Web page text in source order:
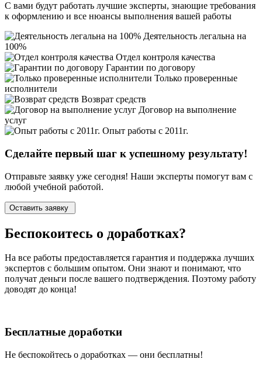
С вами будут работать лучшие эксперты, знающие требования
к оформлению и все нюансы выполнения вашей работы
Деятельность легальна на
100%
Отдел контроля качества
Гарантии по договору
Только проверенные
исполнители
Возврат средств
Договор на выполнение
услуг
Опыт работы с 2011г.
Сделайте первый шаг к успешному результату!
Отправьте заявку уже сегодня! Наши эксперты помогут вам с
любой учебной работой.
Оставить заявку
Беспокоитесь о доработках?
На все работы предоставляется гарантия и поддержка лучших
экспертов с большим опытом. Они знают и понимают, что
получат деньги после вашего подтверждения. Поэтому работу
доводят до конца!
Бесплатные доработки
Не беспокойтесь о доработках — они бесплатны!